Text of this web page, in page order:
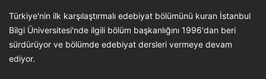
Türkiye'nin ilk karşılaştırmalı edebiyat bölümünü kuran İstanbul
Bilgi Üniversitesi'nde ilgili bölüm başkanlığını 1996'dan beri
sürdürüyor ve bölümde edebiyat dersleri vermeye devam
ediyor.